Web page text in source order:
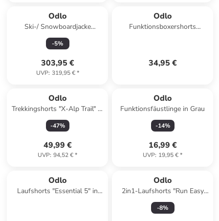
Odlo
Ski-/ Snowboardjacke
"Bluebird S-Thermic" in Blau/
Hellblau
-5%
303,95 €
UVP: 319,95 €*
Odlo
Funktionsboxershorts
34,95 €
Odlo
Trekkingshorts "X-Alp Trail" in
Khaki
-47%
49,99 €
UVP: 94,52 €*
Odlo
Funktionsfäustlinge in Grau
-14%
16,99 €
UVP: 19,95 €*
Odlo
Laufshorts "Essential 5" in
Odlo
2in1-Laufshorts "Run Easy
365" in Schwarz
-8%